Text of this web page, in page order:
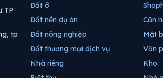
TP
tp
Đất ở
Đất nền dự án
Đất nông nghiệp
Đất thương mại dịch vụ
Nhà riêng
Căn
Mặt
Văn
Kho